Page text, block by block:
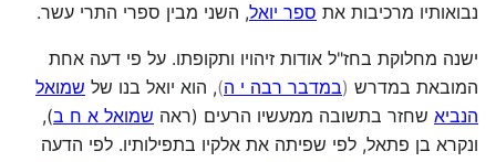
נבואותיו מרכיבות את ספר יואל, השני מבין ספרי התרי עשר.
ישנה מחלוקת בחז"ל אודות זיהויו ותקופתו. על פי דעה אחת
המובאת במדרש (במדבר רבה י ה), הוא יואל בנו של שמואל
הנביא שחזר בתשובה ממעשיו הרעים (ראה שמואל א ח ב),
ונקרא בן פתאל, לפי שפיתה את אלקיו בתפילותיו. לפי הדעה